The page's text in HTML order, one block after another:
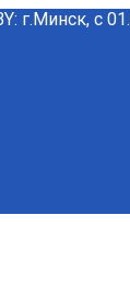
г.Минск, с